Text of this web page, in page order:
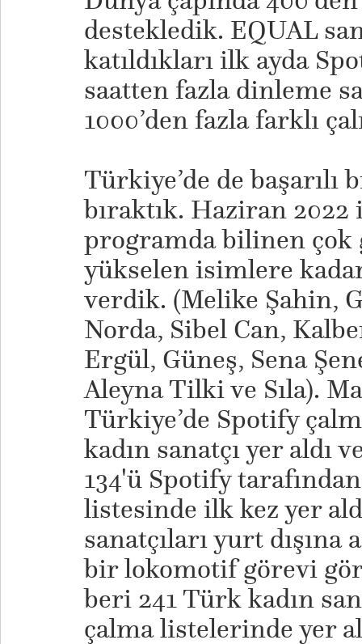
destekledik. EQUAL
katıldıkları ilk ayda
saatten fazla dinleme
1000’den fazla farklı
​Türkiye’de de başarılı
bıraktık. Haziran 2022
programda bilinen çok
yükselen isimlere
verdik. (Melike Şahin,
Norda, Sibel Can,
Ergül, Güneş, Sena
Aleyna Tilki ve Sıla).
Türkiye’de Spotify
kadın sanatçı yer aldı
134'ü Spotify
listesinde ilk kez yer
sanatçıları yurt
bir lokomotif görevi
beri 241 Türk kadın
çalma listelerinde yer